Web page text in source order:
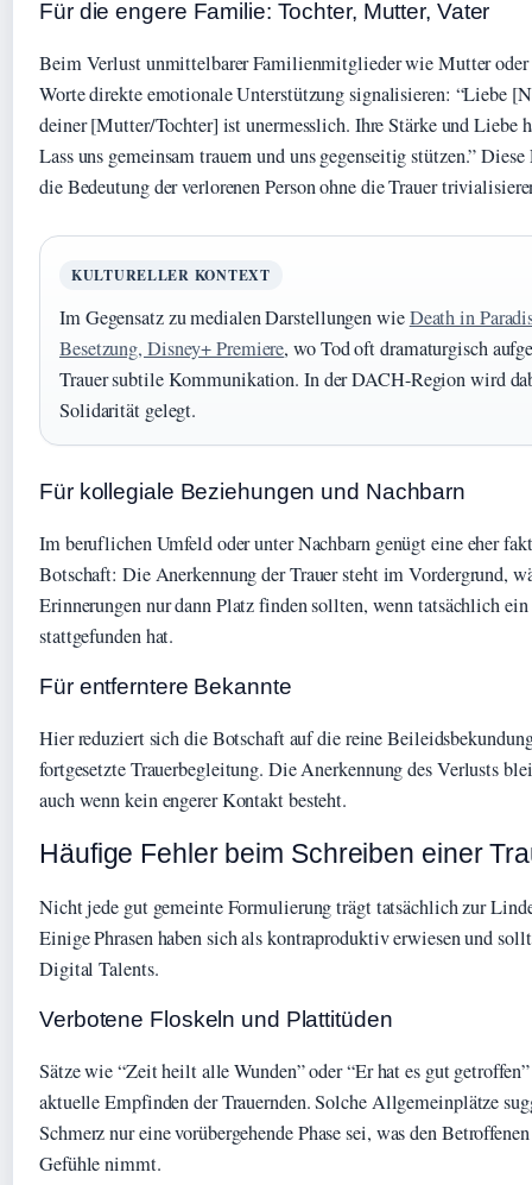
Für die engere Familie: Tochter, Mutter, Vater
Beim Verlust unmittelbarer Familienmitglieder wie Mutter
Worte direkte emotionale Unterstützung signalisieren: “Liebe
deiner [Mutter/Tochter] ist unermesslich. Ihre Stärke und Liebe
Lass uns gemeinsam trauern und uns gegenseitig stützen.”
die Bedeutung der verlorenen Person ohne die Trauer
KULTURELLER KONTEXT
Im Gegensatz zu medialen Darstellungen wieDeath in
Besetzung, Disney+ Premiere, wo Tod oft dramaturgisch
Trauer subtile Kommunikation. In der DACH-Region wird
Solidarität gelegt.
Für kollegiale Beziehungen und Nachbarn
Im beruflichen Umfeld oder unter Nachbarn genügt eine eher
Botschaft: Die Anerkennung der Trauer steht im Vordergrund,
Erinnerungen nur dann Platz finden sollten, wenn tatsächlich
stattgefunden hat.
Für entferntere Bekannte
Hier reduziert sich die Botschaft auf die reine
fortgesetzte Trauerbegleitung. Die Anerkennung des Verlusts
auch wenn kein engerer Kontakt besteht.
Häufige Fehler beim Schreiben einer
Nicht jede gut gemeinte Formulierung trägt tatsächlich zur
Einige Phrasen haben sich als kontraproduktiv erwiesen und
Digital Talents.
Verbotene Floskeln und Plattitüden
Sätze wie “Zeit heilt alle Wunden” oder “Er hat es gut
aktuelle Empfinden der Trauernden. Solche Allgemeinplätze
Schmerz nur eine vorübergehende Phase sei, was den
Gefühle nimmt.